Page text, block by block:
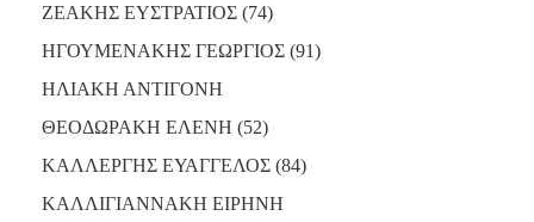
ΖΕΑΚΗΣ ΕΥΣΤΡΑΤΙΟΣ (74)
ΗΓΟΥΜΕΝΑΚΗΣ ΓΕΩΡΓΙΟΣ (91)
ΗΛΙΑΚΗ ΑΝΤΙΓΟΝΗ
ΘΕΟΔΩΡΑΚΗ ΕΛΕΝΗ (52)
ΚΑΛΛΕΡΓΗΣ ΕΥΑΓΓΕΛΟΣ (84)
ΚΑΛΛΙΓΙΑΝΝΑΚΗ ΕΙΡΗΝΗ